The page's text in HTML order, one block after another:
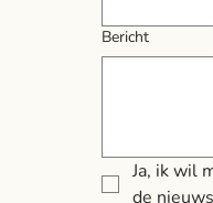
Bericht
Ja, ik wil
de